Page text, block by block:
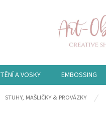
A VOSKY EMBOSSING
STUHY, MAŠLIČKY & PROVÁZKY